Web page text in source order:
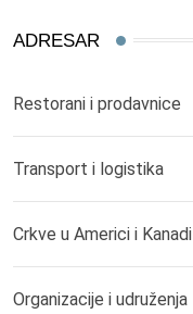
ADRESAR
Restorani i prodavnice
Transport i logistika
Crkve u Americi i Kanadi
Organizacije i udruženja